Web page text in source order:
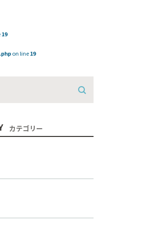
19
on line19
カテゴリー